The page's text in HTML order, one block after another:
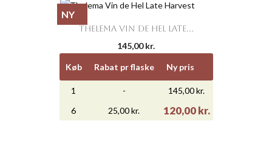
THELEMA VIN DE HEL LATE...
145,00 kr.
Køb Rabat pr flaske Ny pris
1 -
145,00 kr.
6
25,00 kr. 120,00 kr.
NY